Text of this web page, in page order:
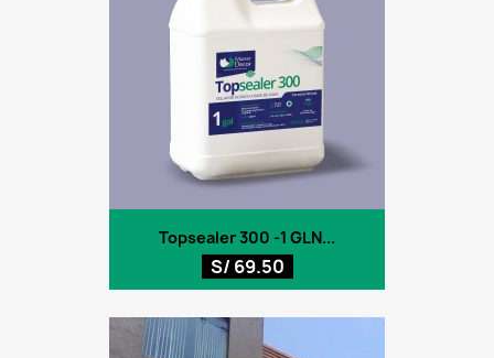
Topsealer 300 -1 GLN...
S/ 69.50